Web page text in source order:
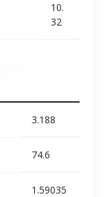
10.
32
3.188
74.6
1.59035